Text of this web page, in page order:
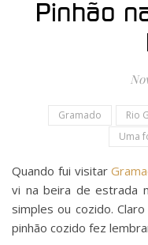
Pinhão
Gramado Rio
Uma
Quando fui visitar
vi na beira de estrada
simples ou cozido.
pinhão cozido fez